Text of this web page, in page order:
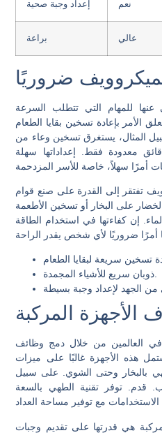
إعداد وجبة صحية نعم
براعة عالي
ضروريًا
للمهام التي تتطلب السرعة
الأمر بإعادة تسخين بقايا الطعام
المثال، يستغرق تسخين وعاء من
معدودة فقط. إعداداتها سهلة
تفتقر إلى القدرة على صنع قوام
على البخار أو تسخين الأطعمة
إن كفاءتها في استخدام الطاقة
ذوبان سريع للأشياء المجمدة.
الأجهزة المركبة
في العالمين من خلال دمج وظائف
هذه الأجهزة غالبًا على ميزات
بالبخار وحتى الشوي. على سبيل
مع 1.7 متر مكعب. قدم. توفر تقنية الطهي بالسعة
هي قدرتها على تقديم وجبات